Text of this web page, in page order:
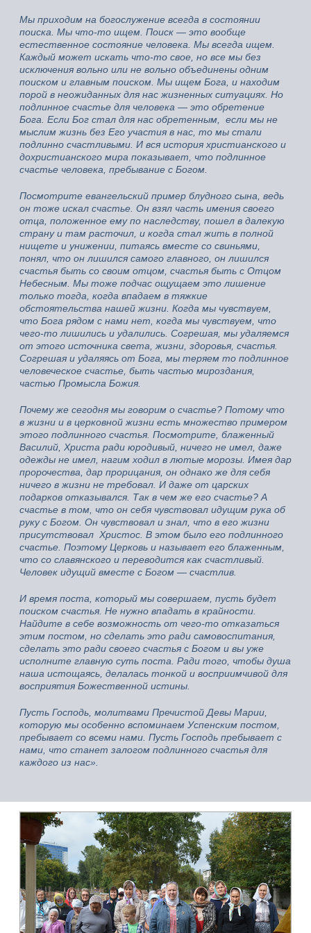
Мы приходим на богослужение всегда в состоянии
поиска. Мы что-то ищем. Поиск — это вообще
естественное состояние человека. Мы всегда ищем.
Каждый может искать что-то свое, но все мы без
исключения вольно или не вольно объединены одним
поиском и главным поиском. Мы ищем Бога, и находим
порой в неожиданных для нас жизненных ситуациях. Но
подлинное счастье для человека — это обретение
Бога. Если Бог стал для нас обретенным, если мы не
мыслим жизнь без Его участия в нас, то мы стали
подлинно счастливыми. И вся история христианского и
дохристианского мира показывает, что подлинное
счастье человека, пребывание с Богом.
Посмотрите евангельский пример блудного сына, ведь
он тоже искал счастье. Он взял часть имения своего
отца, положенное ему по наследству, пошел в далекую
страну и там расточил, и когда стал жить в полной
нищете и унижении, питаясь вместе со свиньями,
понял, что он лишился самого главного, он лишился
счастья быть со своим отцом, счастья быть с Отцом
Небесным. Мы тоже подчас ощущаем это лишение
только тогда, когда впадаем в тяжкие
обстоятельства нашей жизни. Когда мы чувствуем,
что Бога рядом с нами нет, когда мы чувствуем, что
чего-то лишились и удалились. Согрешая, мы удаляемся
от этого источника света, жизни, здоровья, счастья.
Согрешая и удаляясь от Бога, мы теряем то подлинное
человеческое счастье, быть частью мироздания,
частью Промысла Божия.
Почему же сегодня мы говорим о счастье? Потому что
в жизни и в церковной жизни есть множество примером
этого подлинного счастья. Посмотрите, блаженный
Василий, Христа ради юродивый, ничего не имел, даже
одежды не имел, нагим ходил в лютые морозы. Имея дар
пророчества, дар прорицания, он однако же для себя
ничего в жизни не требовал. И даже от царских
подарков отказывался. Так в чем же его счастье? А
счастье в том, что он себя чувствовал идущим рука об
руку с Богом. Он чувствовал и знал, что в его жизни
присутствовал Христос. В этом было его подлинного
счастье. Поэтому Церковь и называет его блаженным,
что со славянского и переводится как счастливый.
Человек идущий вместе с Богом — счастлив.
И время поста, который мы совершаем, пусть будет
поиском счастья. Не нужно впадать в крайности.
Найдите в себе возможность от чего-то отказаться
этим постом, но сделать это ради самовоспитания,
сделать это ради своего счастья с Богом и вы уже
исполните главную суть поста. Ради того, чтобы душа
наша истощаясь, делалась тонкой и восприимчивой для
восприятия Божественной истины.
Пусть Господь, молитвами Пречистой Девы Марии,
которую мы особенно вспоминаем Успенским постом,
пребывает со всеми нами. Пусть Господь пребывает с
нами, что станет залогом подлинного счастья для
каждого из нас».